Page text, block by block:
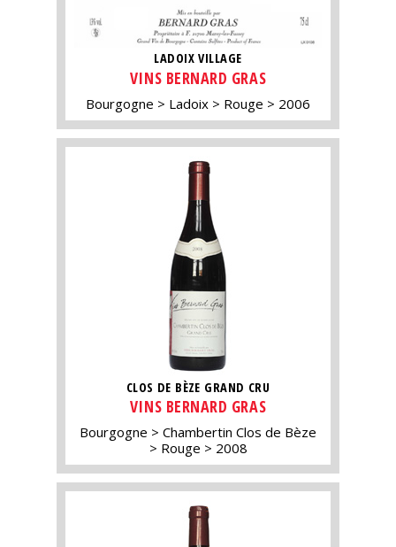
LADOIX VILLAGE
VINS BERNARD GRAS
Bourgogne Ladoix Rouge 2006
CLOS DE BÈZE GRAND CRU
VINS BERNARD GRAS
Bourgogne
Chambertin Clos de Bèze
Rouge
2008